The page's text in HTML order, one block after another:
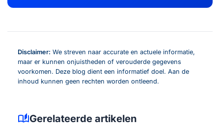
Disclaimer: We streven naar accurate en actuele informatie,
maar er kunnen onjuistheden of verouderde gegevens
voorkomen. Deze blog dient een informatief doel. Aan de
inhoud kunnen geen rechten worden ontleend.
auto_storiesGerelateerde artikelen